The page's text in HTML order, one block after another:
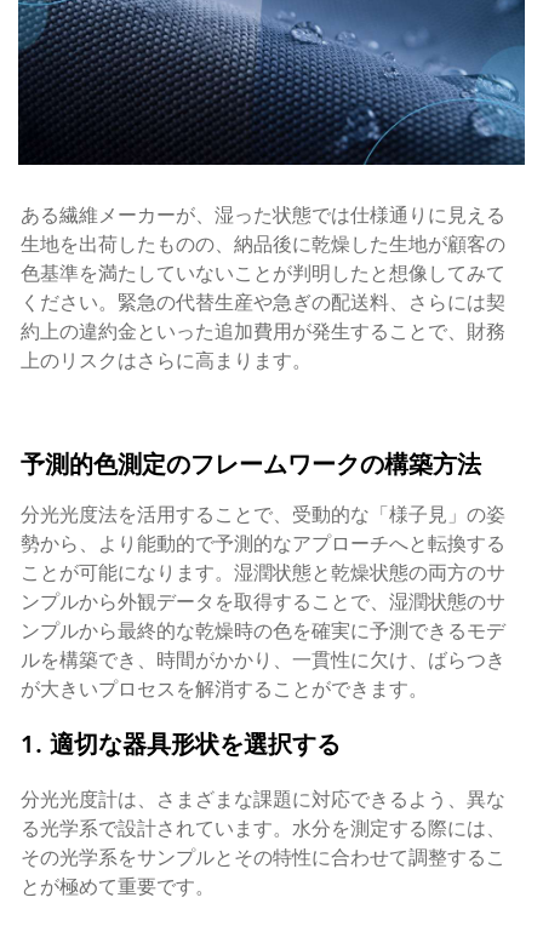
ある繊維メーカーが、湿った状態では仕様通りに見える
生地を出荷したものの、納品後に乾燥した生地が顧客の
色基準を満たしていないことが判明したと想像してみて
ください。緊急の代替生産や急ぎの配送料、さらには契
約上の違約金といった追加費用が発生することで、財務
上のリスクはさらに高まります。
予測的色測定のフレームワークの構築方法
分光光度法を活用することで、受動的な「様子見」の姿
勢から、より能動的で予測的なアプローチへと転換する
ことが可能になります。湿潤状態と乾燥状態の両方のサ
ンプルから外観データを取得することで、湿潤状態のサ
ンプルから最終的な乾燥時の色を確実に予測できるモデ
ルを構築でき、時間がかかり、一貫性に欠け、ばらつき
が大きいプロセスを解消することができます。
1. 適切な器具形状を選択する
分光光度計は、さまざまな課題に対応できるよう、異な
る光学系で設計されています。水分を測定する際には、
その光学系をサンプルとその特性に合わせて調整するこ
とが極めて重要です。